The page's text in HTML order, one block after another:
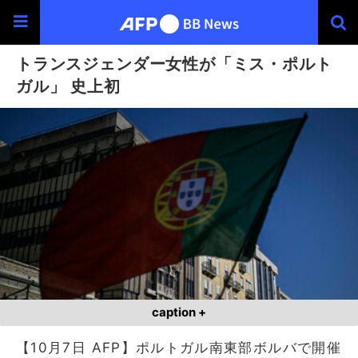
トランスジェンダー女性が「ミス・ポルト
ガル」 史上初
caption +
【10月7日 AFP】ポルトガル南東部ボルバで開催